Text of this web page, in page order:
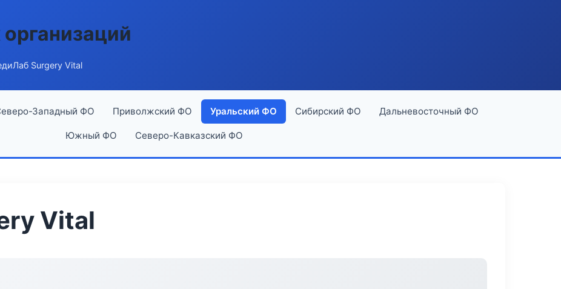
Surgery Vital
Западный ФО Приволжский ФО Уральский ФО Сибирский ФО Дальневосточный ФО
Южный ФО Северо-Кавказский ФО
Vital